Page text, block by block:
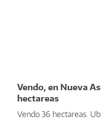
Vendo, en Nueva
hectareas
Vendo 36 hectareas.